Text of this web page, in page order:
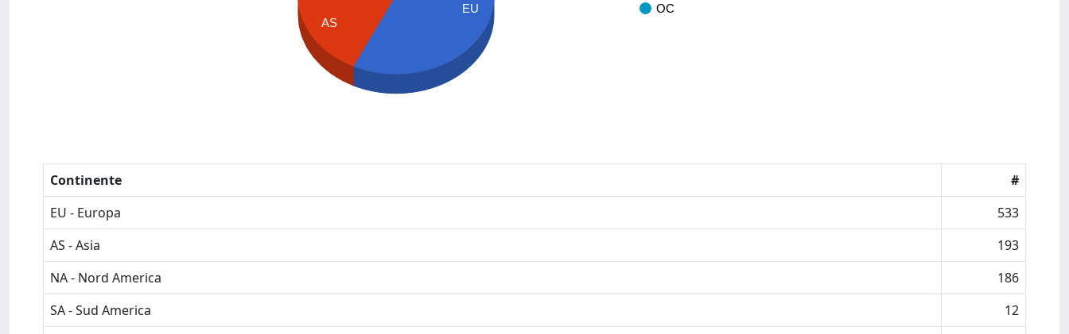
OC
AS
EU
Continente
#
EU - Europa
533
AS - Asia
193
NA - Nord America
186
SA - Sud America
12